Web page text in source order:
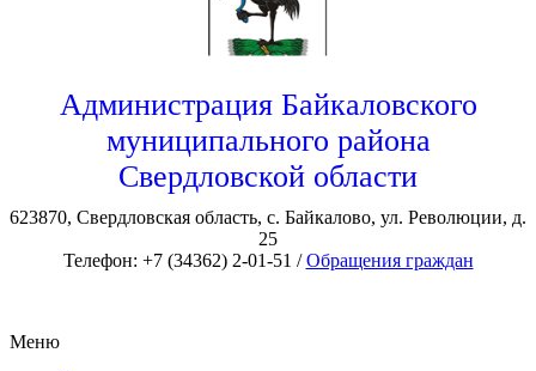
Администрация Байкаловского
муниципального района
Свердловской области
623870, Свердловская область, с. Байкалово, ул. Революции, д.
25
Телефон: +7 (34362) 2-01-51 /Обращения граждан
Меню